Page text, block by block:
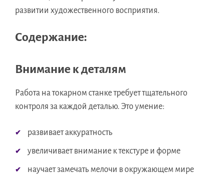
развитии художественного восприятия.
Содержание:
Внимание к деталям
Работа на токарном станке требует тщательного
контроля за каждой деталью. Это умение:
развивает аккуратность
увеличивает внимание к текстуре и форме
научает замечать мелочи в окружающем мире